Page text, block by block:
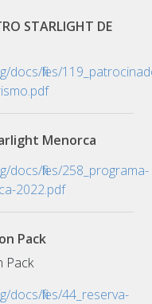
STARLIGHT DE
docs/files/
Menorca
docs/files/258_programa-
2022.pdf
Pack
Pack
docs/files/44_reserva-